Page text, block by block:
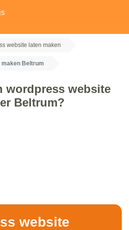
website laten maken
Beltrum
wordpress website
Beltrum?
website